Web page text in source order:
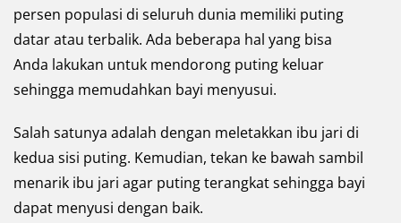
persen populasi di seluruh dunia memiliki puting
datar atau terbalik. Ada beberapa hal yang bisa
Anda lakukan untuk mendorong puting keluar
sehingga memudahkan bayi menyusui.
Salah satunya adalah dengan meletakkan ibu jari di
kedua sisi puting. Kemudian, tekan ke bawah sambil
menarik ibu jari agar puting terangkat sehingga bayi
dapat menyusi dengan baik.